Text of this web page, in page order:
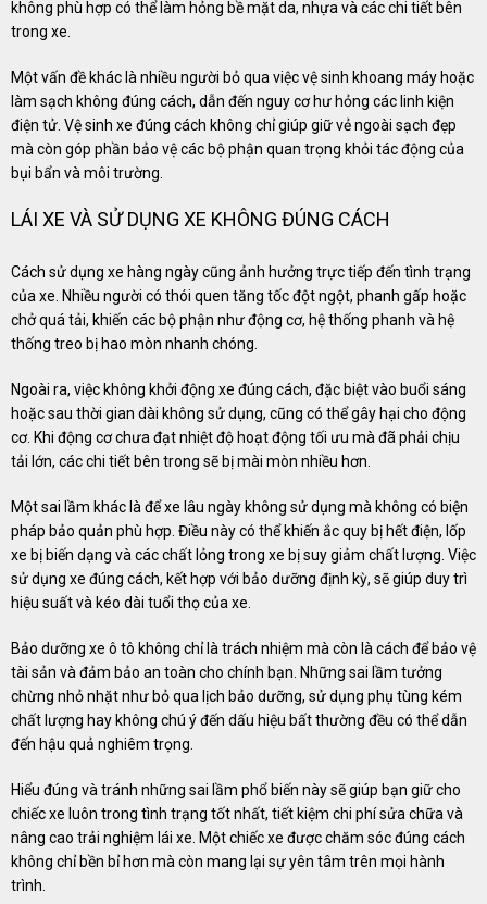
không phù hợp có thể làm hỏng bề mặt da, nhựa và các chi tiết bên
trong xe.
Một vấn đề khác là nhiều người bỏ qua việc vệ sinh khoang máy hoặc
làm sạch không đúng cách, dẫn đến nguy cơ hư hỏng các linh kiện
điện tử. Vệ sinh xe đúng cách không chỉ giúp giữ vẻ ngoài sạch đẹp
mà còn góp phần bảo vệ các bộ phận quan trọng khỏi tác động của
bụi bẩn và môi trường.
LÁI XE VÀ SỬ DỤNG XE KHÔNG ĐÚNG CÁCH
Cách sử dụng xe hàng ngày cũng ảnh hưởng trực tiếp đến tình trạng
của xe. Nhiều người có thói quen tăng tốc đột ngột, phanh gấp hoặc
chở quá tải, khiến các bộ phận như động cơ, hệ thống phanh và hệ
thống treo bị hao mòn nhanh chóng.
Ngoài ra, việc không khởi động xe đúng cách, đặc biệt vào buổi sáng
hoặc sau thời gian dài không sử dụng, cũng có thể gây hại cho động
cơ. Khi động cơ chưa đạt nhiệt độ hoạt động tối ưu mà đã phải chịu
tải lớn, các chi tiết bên trong sẽ bị mài mòn nhiều hơn.
Một sai lầm khác là để xe lâu ngày không sử dụng mà không có biện
pháp bảo quản phù hợp. Điều này có thể khiến ắc quy bị hết điện, lốp
xe bị biến dạng và các chất lỏng trong xe bị suy giảm chất lượng. Việc
sử dụng xe đúng cách, kết hợp với bảo dưỡng định kỳ, sẽ giúp duy trì
hiệu suất và kéo dài tuổi thọ của xe.
Bảo dưỡng xe ô tô không chỉ là trách nhiệm mà còn là cách để bảo vệ
tài sản và đảm bảo an toàn cho chính bạn. Những sai lầm tưởng
chừng nhỏ nhặt như bỏ qua lịch bảo dưỡng, sử dụng phụ tùng kém
chất lượng hay không chú ý đến dấu hiệu bất thường đều có thể dẫn
đến hậu quả nghiêm trọng.
Hiểu đúng và tránh những sai lầm phổ biến này sẽ giúp bạn giữ cho
chiếc xe luôn trong tình trạng tốt nhất, tiết kiệm chi phí sửa chữa và
nâng cao trải nghiệm lái xe. Một chiếc xe được chăm sóc đúng cách
không chỉ bền bỉ hơn mà còn mang lại sự yên tâm trên mọi hành
trình.